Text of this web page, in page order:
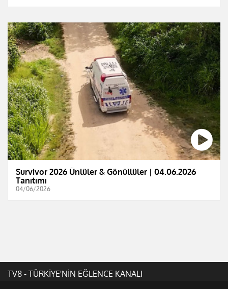
Survivor 2026 Ünlüler & Gönüllüler | 04.06.2026
Tanıtımı
04/06/2026
TV8 - TÜRKİYE'NİN EĞLENCE KANALI